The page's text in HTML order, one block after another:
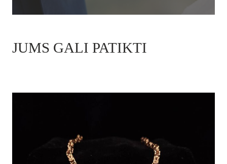
JUMS GALI PATIKTI